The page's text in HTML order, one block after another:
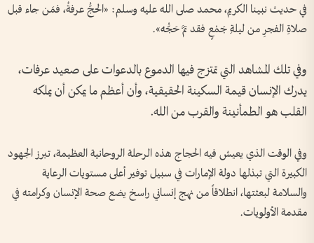
في حديث نبينا الكريم، محمد صلى الله عليه وسلم: «الحجُّ عرفةُ، فمَن جاء قبل
صلاةِ الفجرِ من ليلةِ جَمْعٍ فقد تمَّ حَجُّه».
وفي تلك المشاهد التي تمتزج فيها الدموع بالدعوات على صعيد عرفات،
يدرك الإنسان قيمة السكينة الحقيقية، وأن أعظم ما يمكن أن يملكه
القلب هو الطمأنينة والقرب من الله.
وفي الوقت الذي يعيش فيه الحجاج هذه الرحلة الروحانية العظيمة، تبرز الجهود
الكبيرة التي تبذلها دولة الإمارات في سبيل توفير أعلى مستويات الرعاية
والسلامة لبعثتها، انطلاقاً من نهج إنساني راسخ يضع صحة الإنسان وكرامته في
مقدمة الأولويات.